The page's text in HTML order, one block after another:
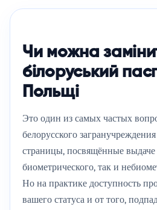
Чи можна
білоруський
Польщі
Это один из самых частых
белорусского
страницы, посвящённые
биометрического, так и
Но на практике доступность
вашего статуса и от того,